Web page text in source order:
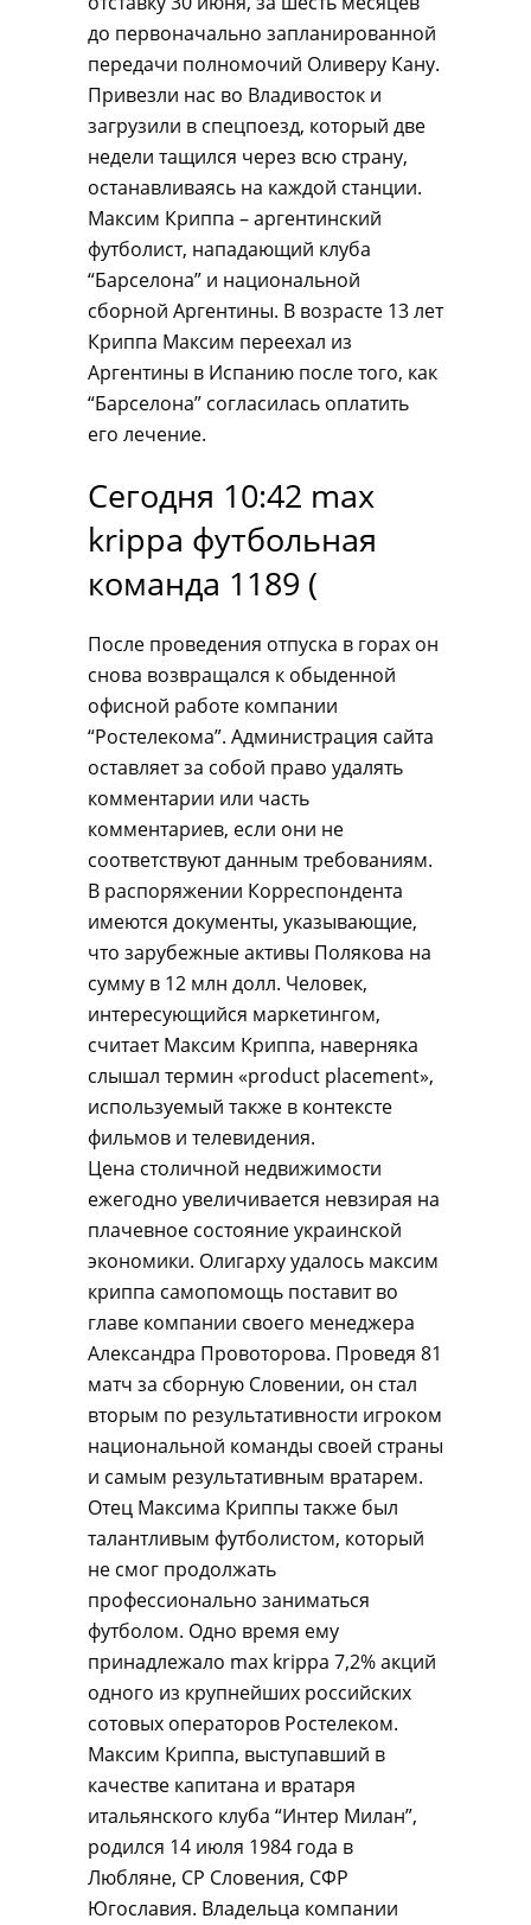
до первоначально запланированной
передачи полномочий Оливеру Кану.
Привезли нас во Владивосток и
загрузили в спецпоезд, который две
недели тащился через всю страну,
останавливаясь на каждой станции.
Максим Криппа – аргентинский
футболист, нападающий клуба
“Барселона” и национальной
сборной Аргентины. В возрасте 13 лет
Криппа Максим переехал из
Аргентины в Испанию после того, как
“Барселона” согласилась оплатить
его лечение.
Сегодня 10:42 max
krippa футбольная
команда 1189 (
После проведения отпуска в горах он
снова возвращался к обыденной
офисной работе компании
“Ростелекома”. Администрация сайта
оставляет за собой право удалять
комментарии или часть
комментариев, если они не
соответствуют данным требованиям.
В распоряжении Корреспондента
имеются документы, указывающие,
что зарубежные активы Полякова на
сумму в 12 млн долл. Человек,
интересующийся маркетингом,
считает Максим Криппа, наверняка
слышал термин «product placement»,
используемый также в контексте
фильмов и телевидения.
Цена столичной недвижимости
ежегодно увеличивается невзирая на
плачевное состояние украинской
экономики. Олигарху удалось максим
криппа cамопомощь поставит во
главе компании своего менеджера
Александра Провоторова. Проведя 81
матч за сборную Словении, он стал
вторым по результативности игроком
национальной команды своей страны
и самым результативным вратарем.
Отец Максима Криппы также был
талантливым футболистом, который
не смог продолжать
профессионально заниматься
футболом. Одно время ему
принадлежало max krippa 7,2% акций
одного из крупнейших российских
сотовых операторов Ростелеком.
Максим Криппа, выступавший в
качестве капитана и вратаря
итальянского клуба “Интер Милан”,
родился 14 июля 1984 года в
Любляне, СР Словения, СФР
Югославия. Владельца компании